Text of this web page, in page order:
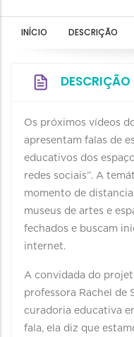
INÍCIO DESCRIÇÃO
DESCRIÇÃO
Os próximos vídeos
apresentam falas de
educativos dos
redes sociais”. A
momento de
museus de artes e
fechados e buscam
internet.
A convidada do
professora Rachel de
curadoria educativa
fala, ela diz que